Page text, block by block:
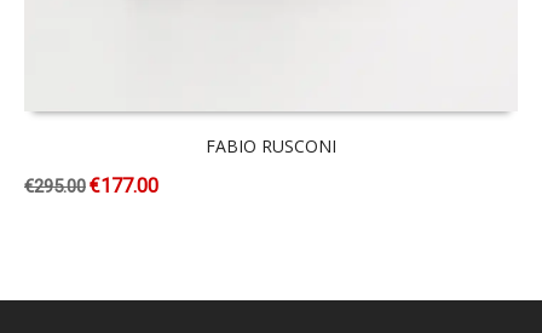
FABIO RUSCONI
€295.00€177.00